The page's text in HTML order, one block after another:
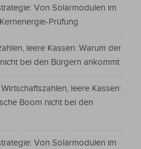
Von Solarmodulen im
Prüfung
leere Kassen: Warum der
bei den Bürgern ankommt
leere Kassen:
Boom nicht bei den
Von Solarmodulen im